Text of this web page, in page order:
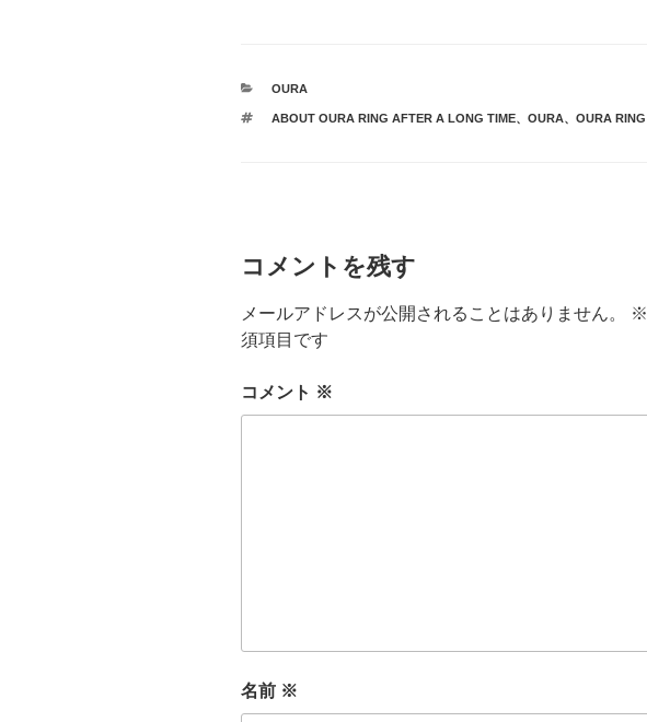
カ
ゴ
OURA
タ
ABOUT OURA RING AFTER A LONG TIME、 OURA、 OURA RING
コメントを残す
メールアドレスが公開されることはありません。 ※
須項目です
コメント ※
名前 ※